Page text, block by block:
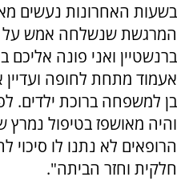
בשעות האחרונות נעשים
המרגשת שנשלחה אמש על
אעמוד מתחת לחופה ועדיין
בן למשפחה ברוכת ילדים.
והיה מאושפז בטיפול
הרופאים לא נתנו לו סיכוי
חלקית וחזר הביתה".